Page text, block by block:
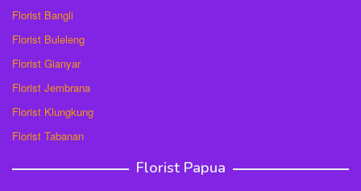
Florist Bangli
Florist Buleleng
Florist Gianyar
Florist Jembrana
Florist Klungkung
Florist Tabanan
Florist Papua